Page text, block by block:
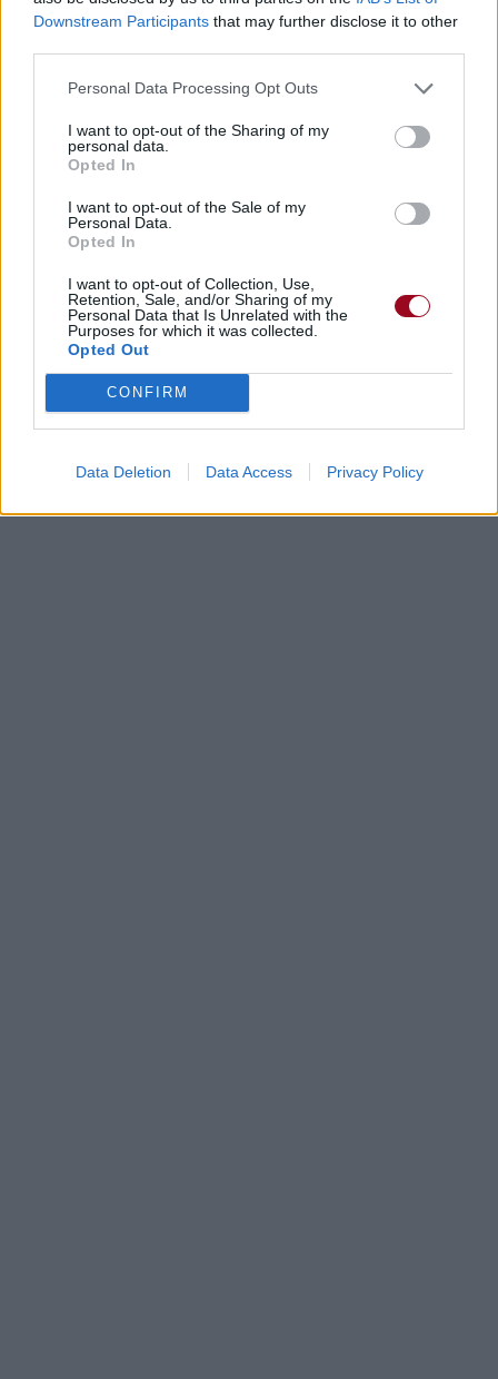
Downstream Participants that may further disclose it to other
Personal Data Processing Opt Outs
I want to opt-out of the Sharing of my
personal data.
Opted In
I want to opt-out of the Sale of my
Personal Data.
Opted In
I want to opt-out of Collection, Use,
Retention, Sale, and/or Sharing of my
Personal Data that Is Unrelated with the
Purposes for which it was collected.
Opted Out
CONFIRM
Data Deletion Data Access Privacy Policy